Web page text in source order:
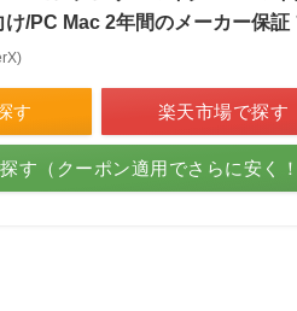
け/PC Mac 2年間のメーカー保
す 楽天市場で探す
す（クーポン適用でさらに安く！